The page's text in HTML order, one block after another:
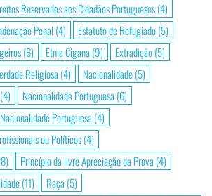
Reservados aos Cidadãos Portugueses(4)
Penal (4) Estatuto de Refugiado(5)
(6) Etnia Cigana (9) Extradição(5)
Religiosa (4) Nacionalidade(5)
(4) Nacionalidade Portuguesa (6)
Portuguesa (4)
ou Políticos(4)
Princípio da livre Apreciação da Prova (4)
(11) Raça (5)